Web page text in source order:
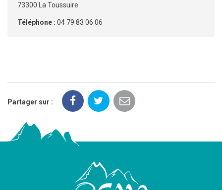
73300 La Toussuire
Téléphone : 04 79 83 06 06
Partager sur :